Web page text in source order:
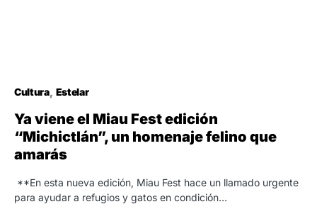
Cultura Estelar
Ya viene el Miau Fest edición
“Michictlán”, un homenaje felino que
amarás
**En esta nueva edición, Miau Fest hace un llamado urgente
para ayudar a refugios y gatos en condición…